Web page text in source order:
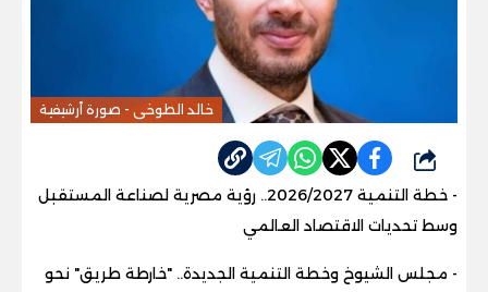
خالد الطوخى - صورة أرشيفية
شارك
- خطة التنمية 2026/2027.. رؤية مصرية لصناعة المستقبل
وسط تحديات الاقتصاد العالمي
- مجلس الشيوخ وخطة التنمية الجديدة.. "خارطة طريق" نحو